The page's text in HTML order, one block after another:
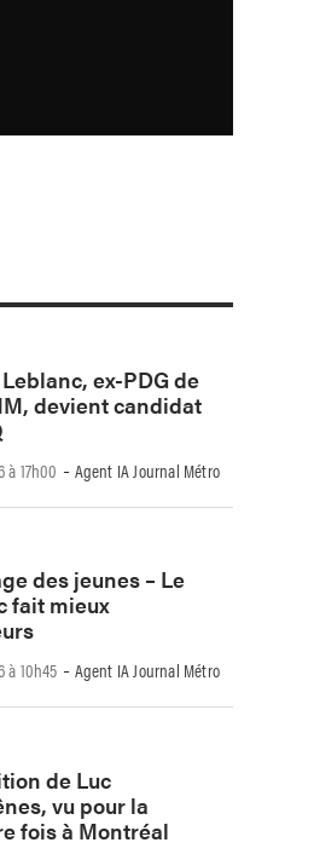
ex-PDG de
devient candidat
à 17h00 -Agent IA Journal Métro
des jeunes – Le
fait mieux
à 10h45 -Agent IA Journal Métro
de Luc
vu pour la
fois à Montréal